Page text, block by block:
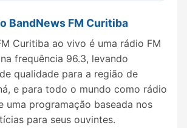
BandNews FM Curitiba
Curitiba ao vivo é uma rádio FM
frequência 96.3, levando
qualidade para a região de
e para todo o mundo como rádio
uma programação baseada nos
para seus ouvintes.